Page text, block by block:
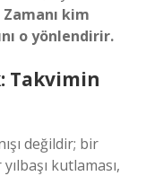
Zamanı kim
o yönlendirir.
Takvimin
değildir; bir
kutlaması,